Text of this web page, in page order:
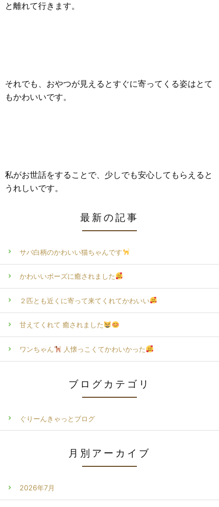
と離れて行きます。
それでも、おやつが見えるとすぐに寄ってくる姿はとて
もかわいいです。
私がお世話をすることで、少しでも安心してもらえると
うれしいです。
最新の記事
サバ白柄のかわいい猫ちゃんです
かわいいポーズに癒されました
２匹とも近くに寄って来てくれてかわいい
甘えてくれて 癒されました
ワンちゃん 人懐っこくてかわいかった
ブログカテゴリ
ぐりーんきゃっとブログ
月別アーカイブ
2026年7月